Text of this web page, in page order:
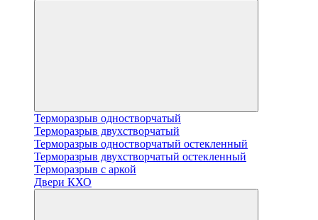
Терморазрыв одностворчатый
Терморазрыв двухстворчатый
Терморазрыв одностворчатый остекленный
Терморазрыв двухстворчатый остекленный
Терморазрыв с аркой
Двери КХО